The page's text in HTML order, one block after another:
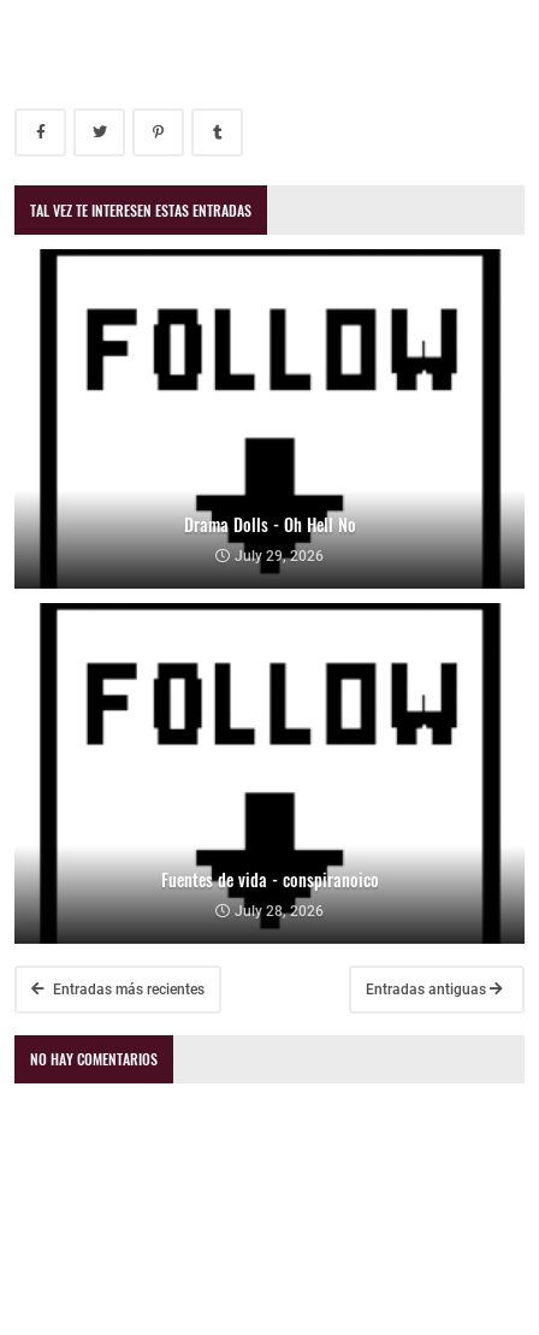
TAL VEZ TE INTERESEN ESTAS ENTRADAS
Drama Dolls - Oh Hell No
July 29, 2026
Fuentes de vida - conspiranoico
July 28, 2026
Entradas más recientes Entradas antiguas
NO HAY COMENTARIOS